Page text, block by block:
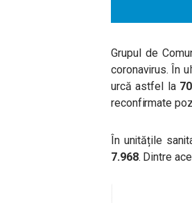
Grupul de
coronavirus. În
urcă astfel la
reconfirmate
În unitățile
7.968. Dintre